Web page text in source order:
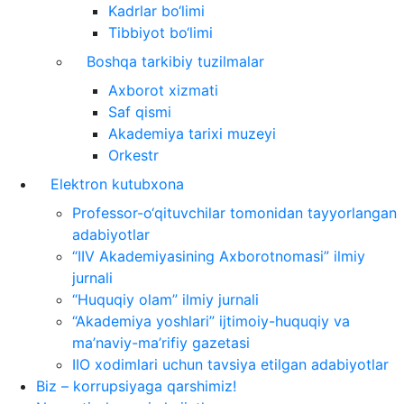
Kadrlar bo‘limi
Tibbiyot bo‘limi
Boshqa tarkibiy tuzilmalar
Axborot xizmati
Saf qismi
Akademiya tarixi muzeyi
Orkestr
Elektron kutubxona
Professor-o‘qituvchilar tomonidan tayyorlangan
adabiyotlar
“IIV Akademiyasining Axborotnomasi” ilmiy
jurnali
“Huquqiy olam” ilmiy jurnali
“Akademiya yoshlari” ijtimoiy-huquqiy va
ma’naviy-ma’rifiy gazetasi
IIO xodimlari uchun tavsiya etilgan adabiyotlar
Biz – korrupsiyaga qarshimiz!